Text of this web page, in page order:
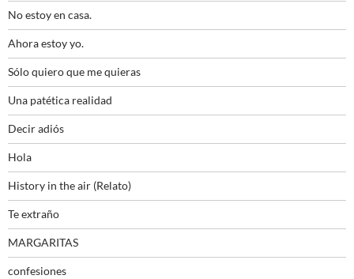
No estoy en casa.
Ahora estoy yo.
Sólo quiero que me quieras
Una patética realidad
Decir adiós
Hola
History in the air (Relato)
Te extraño
MARGARITAS
confesiones